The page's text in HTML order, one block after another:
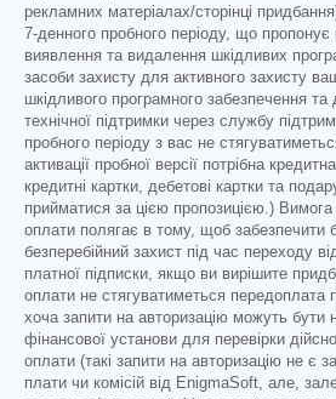
рекламних матеріалах/сторінці
7-денного пробного періоду, що пропонує
виявлення та видалення шкідливих
засоби захисту для активного захисту
шкідливого програмного забезпечення
технічної підтримки через службу
пробного періоду з вас не
активації пробної версії потрібна
кредитні картки, дебетові картки та
прийматися за цією пропозицією.)
оплати полягає в тому, щоб забезпечити
безперебійний захист під час переходу
платної підписки, якщо ви вирішите
оплати не стягуватиметься передоплата
хоча запити на авторизацію можуть бути
фінансової установи для перевірки
оплати (такі запити на авторизацію не є
плати чи комісій від EnigmaSoft, але,